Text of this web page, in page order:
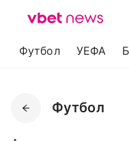
Футбол УЕФА
Футбол